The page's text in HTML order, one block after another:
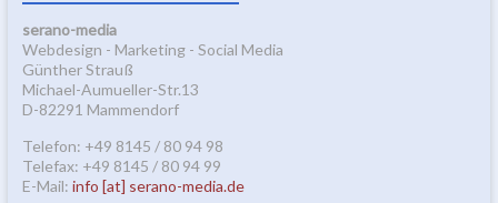
serano-media
Webdesign - Marketing - Social Media
Günther Strauß
Michael-Aumueller-Str.13
D-82291 Mammendorf
Telefon: +49 8145 / 80 94 98
Telefax: +49 8145 / 80 94 99
E-Mail: info [at] serano-media.de